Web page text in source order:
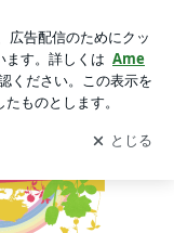
を受け取りまし
開く